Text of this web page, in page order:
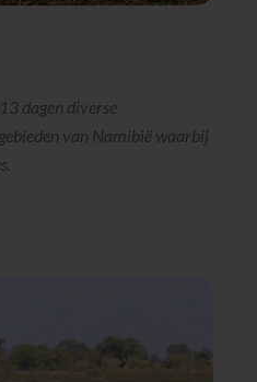
dagen diverse
van Namibië waarbij